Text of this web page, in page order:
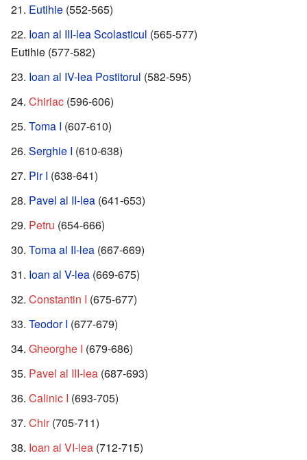
Eutihie (552-565)
Ioan al III-lea Scolasticul (565-577)
Eutihie (577-582)
Ioan al IV-lea Postitorul (582-595)
Chiriac (596-606)
Toma I (607-610)
Serghie I (610-638)
Pir I (638-641)
Pavel al II-lea (641-653)
Petru (654-666)
Toma al II-lea (667-669)
Ioan al V-lea (669-675)
Constantin I (675-677)
Teodor I (677-679)
Gheorghe I (679-686)
Pavel al III-lea (687-693)
Calinic I (693-705)
Chir(705-711)
Ioan al VI-lea (712-715)